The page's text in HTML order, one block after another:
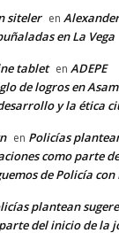
siteler en
en La Vega
tablet en ADEPE
de logros en
y la ética
en Policías
como parte
de Policía con
plantean
del inicio de la